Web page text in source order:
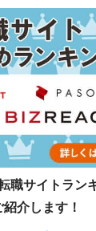
職サイトラン
介します！